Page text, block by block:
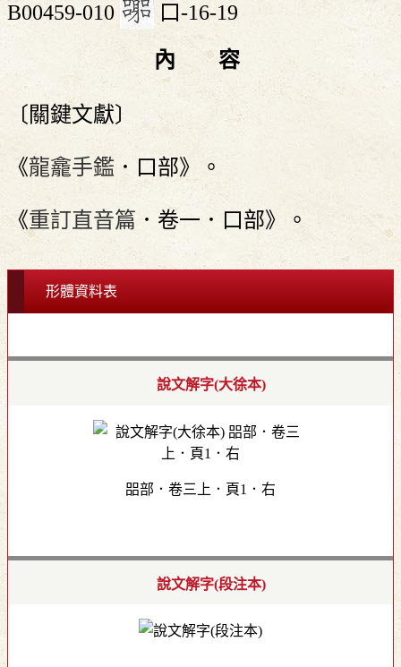
B00459-010 口-16-19
內 容
〔關鍵文獻〕
《龍龕手鑑 ．口部》。
《重訂直音篇 ．卷一．口部》。
形體資料表
說文解字(大徐本)
㗊部．卷三上．頁1．右
說文解字(段注本)